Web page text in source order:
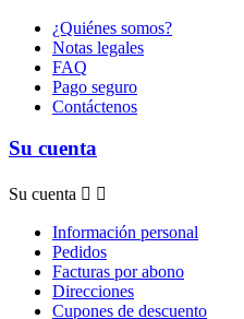
¿Quiénes somos?
Notas legales
FAQ
Pago seguro
Contáctenos
Su cuenta
Su cuenta  
Información personal
Pedidos
Facturas por abono
Direcciones
Cupones de descuento